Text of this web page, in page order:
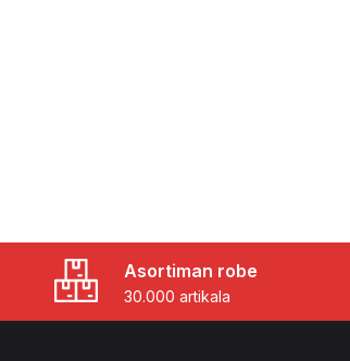
Asortiman robe
30.000 artikala